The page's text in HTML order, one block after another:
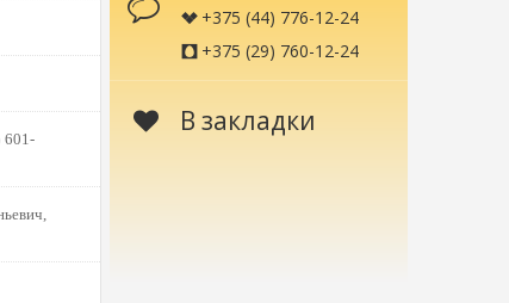
601-
+375 (44) 776-12-24
+375 (29) 760-12-24
В закладки